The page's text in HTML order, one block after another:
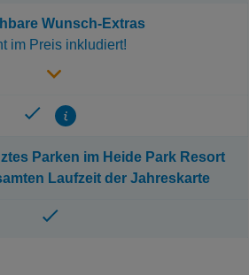
Wunsch-Extras
im Preis inkludiert!
Parken im Heide Park Resort
Laufzeit der Jahreskarte